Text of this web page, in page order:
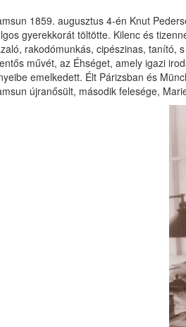
1859. augusztus 4-én Knut
gyerekkorát töltötte. Kilenc és
rakodómunkás, cipészinas, tanító,
művét, az Éhséget, amely igazi
emelkedett. Élt Párizsban és
újranősült, második felesége,